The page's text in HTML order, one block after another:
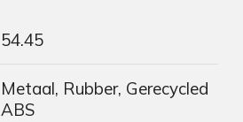
54.45
Metaal, Rubber, Gerecycled
ABS